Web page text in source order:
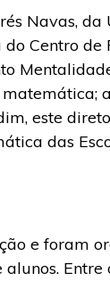
Navas,
Centro de
este
das
e foram